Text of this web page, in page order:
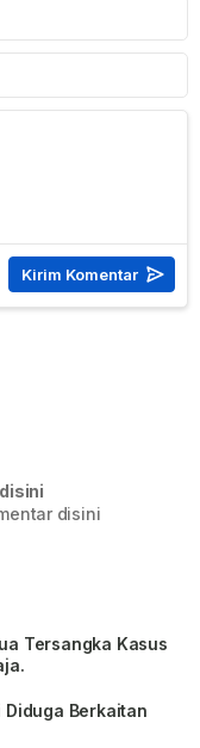
disini
Tersangka Kasus
Diduga Berkaitan